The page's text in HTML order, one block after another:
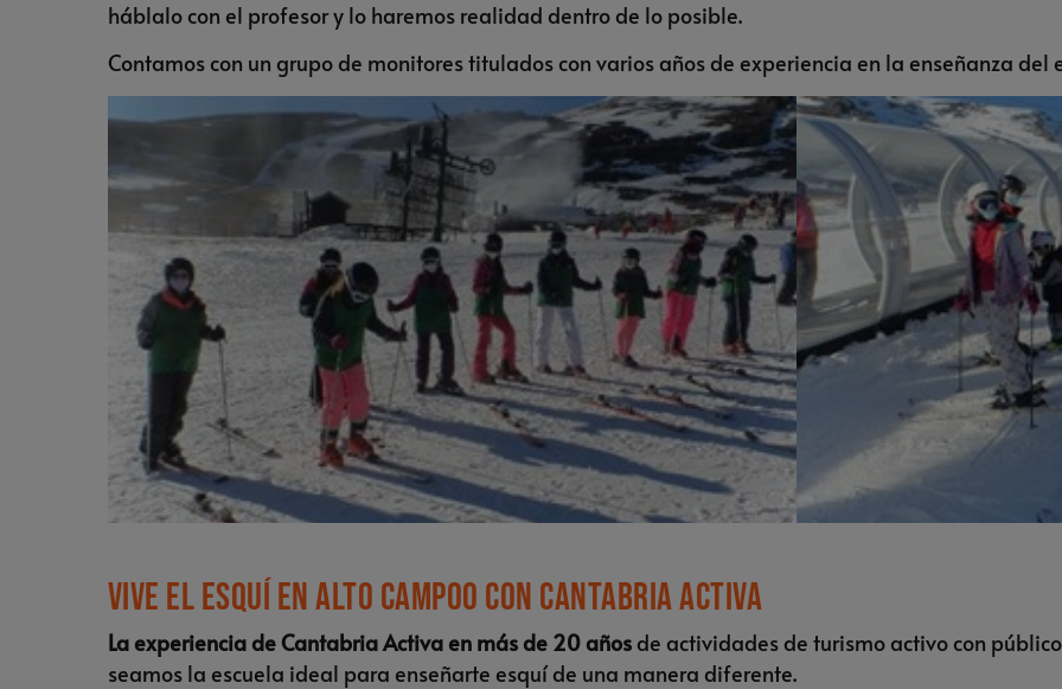
háblalo con el profesor y lo haremos realidad dentro de lo posible.
Contamos con un grupo de monitores titulados con varios años de experiencia en la enseñanza
Vive el esquí en Alto Campoo con Cantabria Activa
La experiencia de Cantabria Activa en más de 20 añosde actividades de turismo activo con
seamos la escuela ideal para enseñarte esquí de una manera diferente.